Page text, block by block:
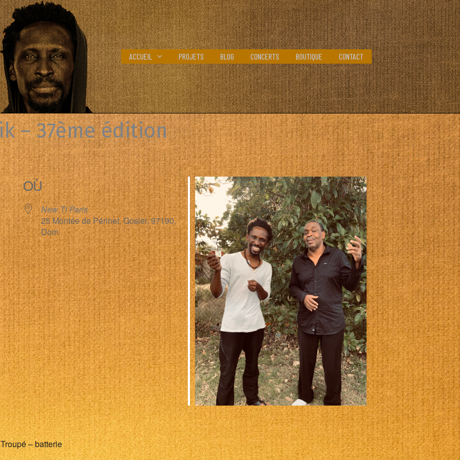
ACCUEIL PROJETS BLOG CONCERTS BOUTIQUE CONTACT
– 37ème édition
Google iCalendar Office 365 Outlook Live
OÙ
New Ti Paris
25 Montée de Périnet, Gosier, 97190,
Dom
– batterie